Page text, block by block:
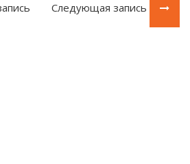
Следующая запись